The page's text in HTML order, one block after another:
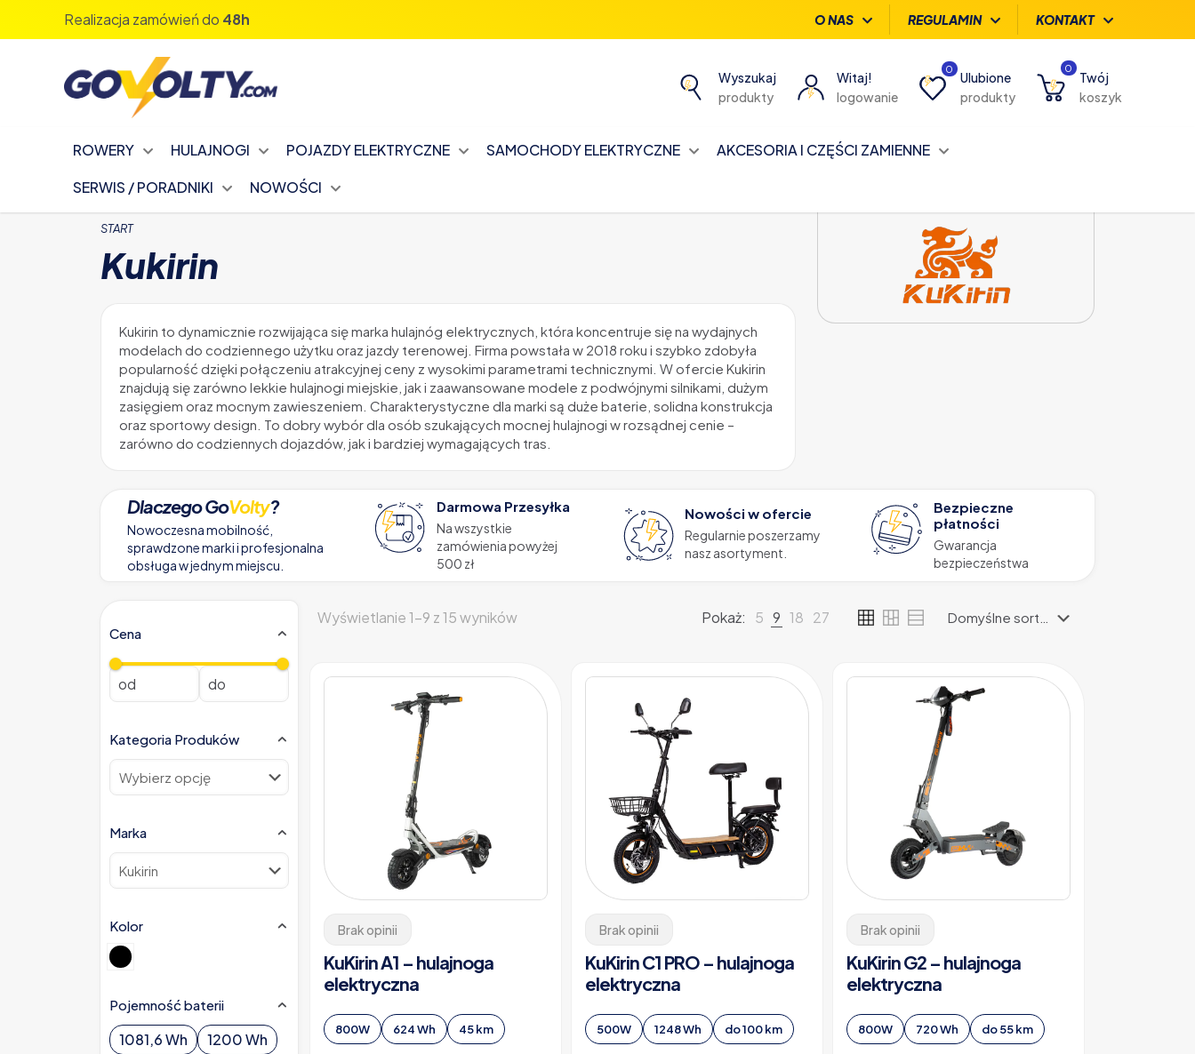
Realizacja zamówień do 48h O NAS REGULAMIN KONTAKT
Wyszukaj
produkty
Witaj!
logowanie
0
Ulubione
produkty
0
Twój
koszyk
ROWERY HULAJNOGI POJAZDY ELEKTRYCZNE SAMOCHODY ELEKTRYCZNE
AKCESORIA I CZĘŚCI ZAMIENNE
SERWIS / PORADNIKI
NOWOŚCI
START
Kukirin
Kukirin to dynamicznie rozwijająca się marka hulajnóg elektrycznych, która koncentruje się na wydajnych
modelach do codziennego użytku oraz jazdy terenowej. Firma powstała w 2018 roku i szybko zdobyła
popularność dzięki połączeniu atrakcyjnej ceny z wysokimi parametrami technicznymi. W ofercie Kukirin
znajdują się zarówno lekkie hulajnogi miejskie, jak i zaawansowane modele z podwójnymi silnikami, dużym
zasięgiem oraz mocnym zawieszeniem. Charakterystyczne dla marki są duże baterie, solidna konstrukcja
oraz sportowy design. To dobry wybór dla osób szukających mocnej hulajnogi w rozsądnej cenie –
zarówno do codziennych dojazdów, jak i bardziej wymagających tras.
Dlaczego GoVolty?
Nowoczesna mobilność,
sprawdzone marki i profesjonalna
obsługa w jednym miejscu.
Darmowa Przesyłka
Na wszystkie
zamówienia powyżej
500 zł
Nowości w ofercie
Regularnie poszerzamy
nasz asortyment.
Bezpieczne
płatności
Gwarancja
bezpieczeństwa
Cena
Kategoria Produków
Marka
Kolor
Pojemność baterii
1081,6 Wh
1200 Wh
Wyświetlanie 1–9 z 15 wyników Pokaż: 5 9 18 27
Brak opinii
KuKirin A1 – hulajnoga
elektryczna
800W 624 Wh 45 km
Brak opinii
KuKirin C1 PRO – hulajnoga
elektryczna
500W 1248 Wh do 100 km
Brak opinii
KuKirin G2 – hulajnoga
elektryczna
800W 720 Wh do 55 km